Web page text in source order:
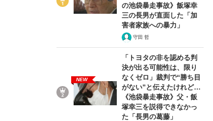
の池袋暴走事故》飯塚幸
三の長男が直面した「加
害者家族への暴力」
守田 哲
NEW
「トヨタの非を認める判
決が出る可能性は、限り
なくゼロ」裁判で“勝ち目
がない”と伝えたけれど…
《池袋暴走事故》父・飯
塚幸三を説得できなかっ
た「長男の葛藤」